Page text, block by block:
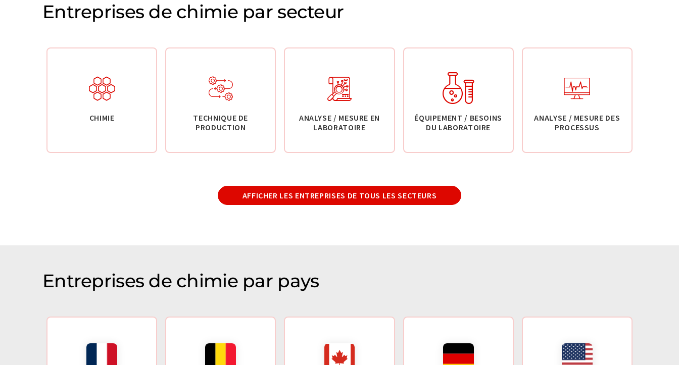
Entreprises de chimie par secteur
CHIMIE
TECHNIQUE DE
PRODUCTION
ANALYSE / MESURE EN
LABORATOIRE
ÉQUIPEMENT / BESOINS
DU LABORATOIRE
ANALYSE / MESURE DES
PROCESSUS
AFFICHER LES ENTREPRISES DE TOUS LES SECTEURS
Entreprises de chimie par pays